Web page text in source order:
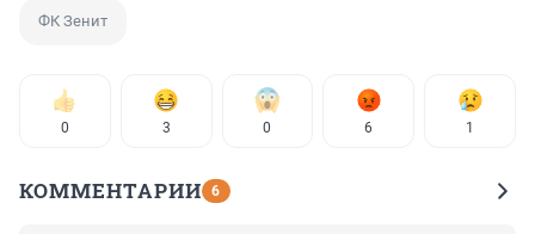
ФК Зенит
0 3 0 6 1
КОММЕНТАРИИ 6